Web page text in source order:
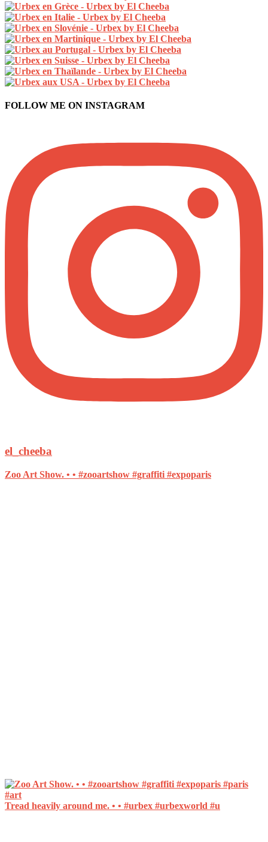
FOLLOW ME ON INSTAGRAM
el_cheeba
Zoo Art Show. • • #zooartshow #graffiti #expoparis
Tread heavily around me. • • #urbex #urbexworld #u